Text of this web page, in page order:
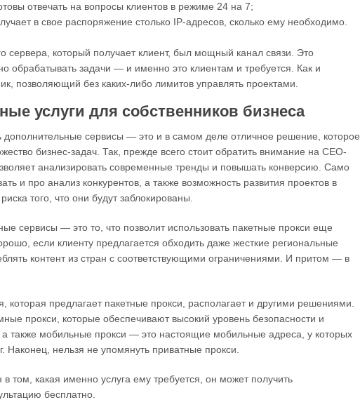
отвечать на вопросы клиентов в режиме 24 на 7;
в свое распоряжение столько IP-адресов, сколько ему необходимо.
сервера, который получает клиент, был мощный канал связи. Это
обрабатывать задачи — и именно это клиентам и требуется. Как и
позволяющий без каких-либо лимитов управлять проектами.
услуги для собственников бизнеса
дополнительные сервисы — это и в самом деле отличное решение, которое
бизнес-задач. Так, прежде всего стоит обратить внимание на СЕО-
анализировать современные тренды и повышать конверсию. Само
и про анализ конкурентов, а также возможность развития проектов в
того, что они будут заблокированы.
сервисы — это то, что позволит использовать пакетные прокси еще
если клиенту предлагается обходить даже жесткие региональные
контент из стран с соответствующими ограничениями. И притом — в
которая предлагает пакетные прокси, располагает и другими решениями.
прокси, которые обеспечивают высокий уровень безопасности и
также мобильные прокси — это настоящие мобильные адреса, у которых
Наконец, нельзя не упомянуть приватные прокси.
в том, какая именно услуга ему требуется, он может получить
бесплатно.